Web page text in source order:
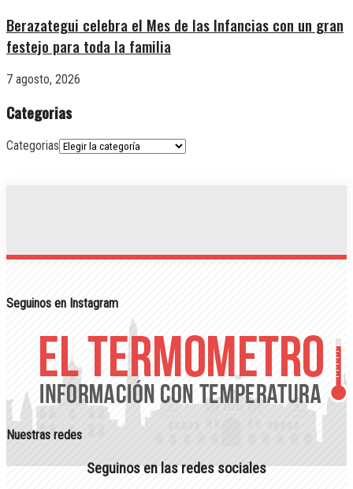
Berazategui celebra el Mes de las Infancias con un gran
festejo para toda la familia
7 agosto, 2026
Categorias
Categorias
Seguinos en Instagram
Nuestras redes
Seguinos en las redes sociales